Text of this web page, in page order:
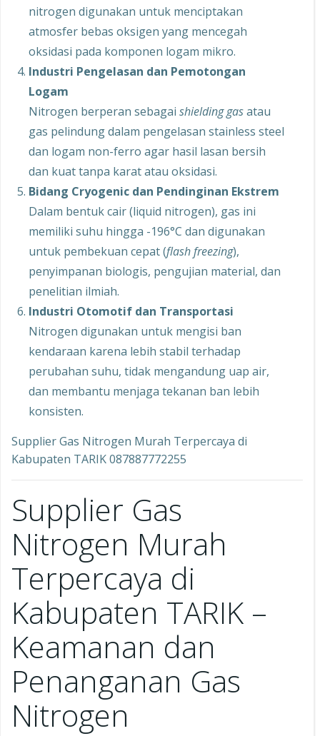
nitrogen digunakan untuk menciptakan
atmosfer bebas oksigen yang mencegah
oksidasi pada komponen logam mikro.
Industri Pengelasan dan Pemotongan
Logam
Nitrogen berperan sebagai shielding gasatau
gas pelindung dalam pengelasan stainless steel
dan logam non-ferro agar hasil lasan bersih
dan kuat tanpa karat atau oksidasi.
Bidang Cryogenic dan Pendinginan Ekstrem
Dalam bentuk cair (liquid nitrogen), gas ini
memiliki suhu hingga -196°C dan digunakan
untuk pembekuan cepat (flash freezing),
penyimpanan biologis, pengujian material, dan
penelitian ilmiah.
Industri Otomotif dan Transportasi
Nitrogen digunakan untuk mengisi ban
kendaraan karena lebih stabil terhadap
perubahan suhu, tidak mengandung uap air,
dan membantu menjaga tekanan ban lebih
konsisten.
Supplier Gas Nitrogen Murah Terpercaya di
Kabupaten TARIK 087887772255
Supplier Gas
Nitrogen Murah
Terpercaya di
Kabupaten TARIK –
Keamanan dan
Penanganan Gas
Nitrogen